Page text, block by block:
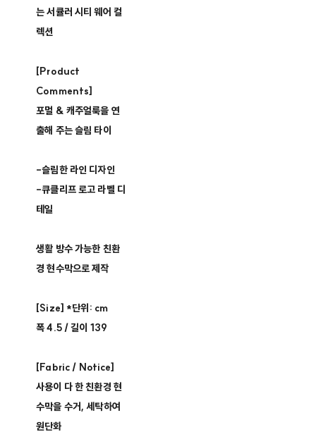
는 서큘러 시티 웨어 컬
렉션
[Product
Comments]
포멀 & 캐주얼룩을 연
출해 주는 슬림 타이
-슬림한 라인 디자인
-큐클리프 로고 라벨 디
테일
생활 방수 가능한 친환
경 현수막으로 제작
[Size] *단위: cm
폭 4.5 / 길이 139
[Fabric / Notice]
사용이 다 한 친환경 현
수막을 수거, 세탁하여
원단화